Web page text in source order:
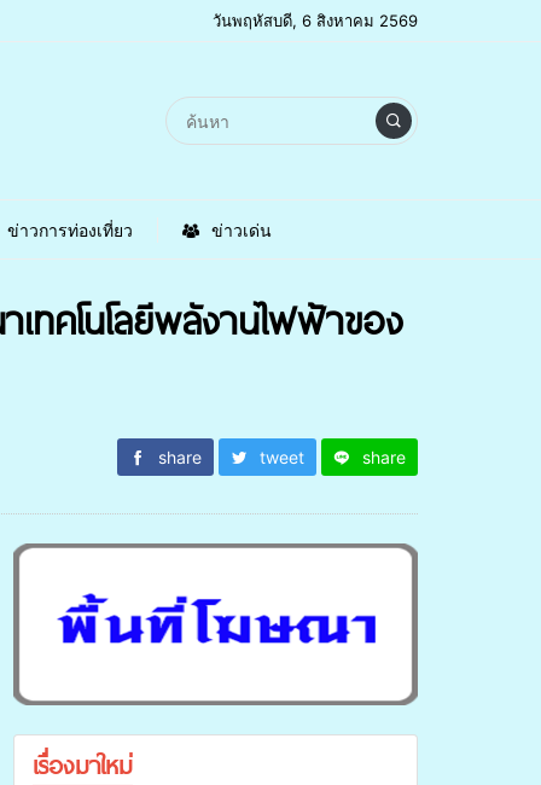
วันพฤหัสบดี, 6 สิงหาคม 2569
ข่าวการท่องเที่ยว ข่าวเด่น
โนโลยีพลังานไฟฟ้าของ
share tweet share
เรื่องมาใหม่